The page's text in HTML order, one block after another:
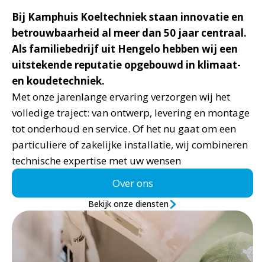
Bij Kamphuis Koeltechniek staan innovatie en
betrouwbaarheid al meer dan 50 jaar centraal.
Als familiebedrijf uit Hengelo hebben wij een
uitstekende reputatie opgebouwd in klimaat-
en koudetechniek.
Met onze jarenlange ervaring verzorgen wij het
volledige traject: van ontwerp, levering en montage
tot onderhoud en service. Of het nu gaat om een
particuliere of zakelijke installatie, wij combineren
technische expertise met uw wensen
Over ons
Bekijk onze diensten